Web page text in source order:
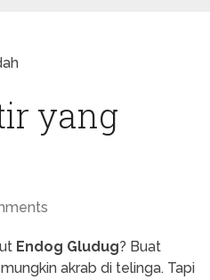
yang
Endog Gludug? Buat
akrab di telinga. Tapi